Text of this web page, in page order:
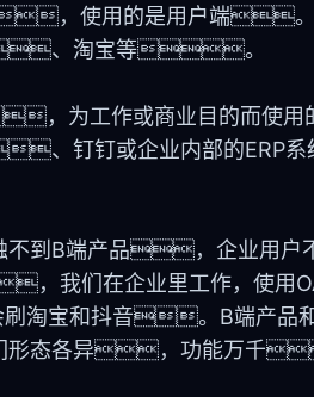
，使用的是用户端
、淘宝等。
，为工作或商业目的而使用
、钉钉或企业内部的ERP
到B端产品，企业用户
，我们在企业里工作，使用
淘宝和抖音。B端产品
形态各异，功能万千